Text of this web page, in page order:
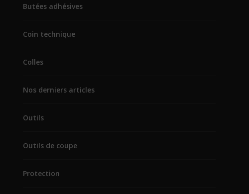
Butées adhésives
Coin technique
Colles
Nos derniers articles
Outils
Outils de coupe
Protection